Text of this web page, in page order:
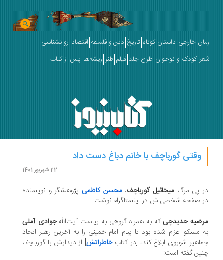
خارجی داستان کوتاه تاریخ دین و فلسفه اقتصاد روانشناسی
کودک و نوجوان طرح جلد فیلم طنز ریشه‌ها پس از کتاب
وقتی گورباچف با خانم دباغ دست داد
پی مرگمیخائیل گورباچف،محسن کاظمی پژوهشگر و نویسنده‌
صفحه شخصی‌اش در اینستاگرام نوشت:
حدیدچیکه به همراه گروهی به ریاست آیت‌اللهجوادی آملی
مسکو اعزام شده بود تا پیام امام ‏خمینی را به آخرین رهبر اتحاد
شوروی ابلاغ کند، [در کتابخاطراتش] از دیدارش با گورباچف
گفته است:‏